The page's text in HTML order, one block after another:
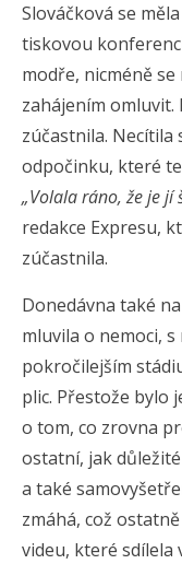
Slováčková se
tiskovou
modře, nicméně
zahájením omluvit.
zúčastnila. Necítila
odpočinku, které
„Volala ráno, že je jí
redakce Expresu,
zúčastnila.
Donedávna také
mluvila o nemoci,
pokročilejším
plic. Přestože bylo
o tom, co zrovna
ostatní, jak
a také
zmáhá, což
videu, které sdílela